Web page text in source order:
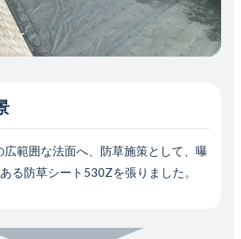
範囲な法面へ、防草施策として、曝
る防草シート530Zを張りました。